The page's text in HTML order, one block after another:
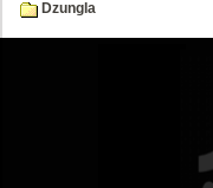
Dzungla